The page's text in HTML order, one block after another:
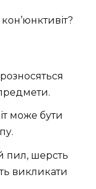
розносяться
може бути
пил, шерсть
викликати